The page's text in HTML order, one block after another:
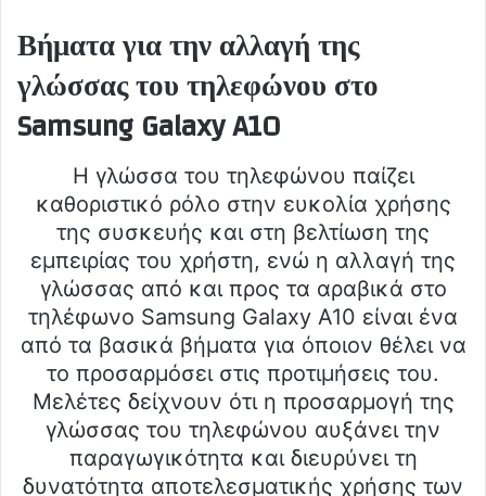
Βήματα για την αλλαγή της
γλώσσας του τηλεφώνου στο
Samsung Galaxy A10
Η γλώσσα του τηλεφώνου παίζει
καθοριστικό ρόλο στην ευκολία χρήσης
της συσκευής και στη βελτίωση της
εμπειρίας του χρήστη, ενώ η αλλαγή της
γλώσσας από και προς τα αραβικά στο
τηλέφωνο Samsung Galaxy A10 είναι ένα
από τα βασικά βήματα για όποιον θέλει να
το προσαρμόσει στις προτιμήσεις του.
Μελέτες δείχνουν ότι η προσαρμογή της
γλώσσας του τηλεφώνου αυξάνει την
παραγωγικότητα και διευρύνει τη
δυνατότητα αποτελεσματικής χρήσης των